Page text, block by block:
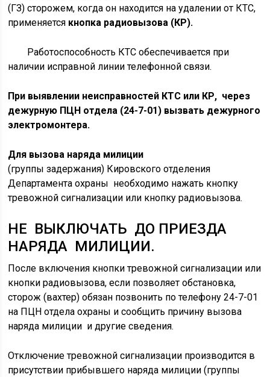
(ГЗ) сторожем, когда он находится на удалении от КТС,
применяется кнопка радиовызова (КР).
Работоспособность КТС обеспечивается при
наличии исправной линии телефонной связи.
При выявлении неисправностей КТС или КР, через
дежурную ПЦН отдела (24-7-01) вызвать дежурного
электромонтера.
Для вызова наряда милиции
(группы задержания) Кировского отделения
Департамента охраны необходимо нажать кнопку
тревожной сигнализации или кнопку радиовызова.
НЕ ВЫКЛЮЧАТЬ ДО ПРИЕЗДА
НАРЯДА МИЛИЦИИ.
После включения кнопки тревожной сигнализации или
кнопки радиовызова, если позволяет обстановка,
сторож (вахтер) обязан позвонить по телефону 24-7-01
на ПЦН отдела охраны и сообщить причину вызова
наряда милиции и другие сведения.
Отключение тревожной сигнализации производится в
присутствии прибывшего наряда милиции (группы